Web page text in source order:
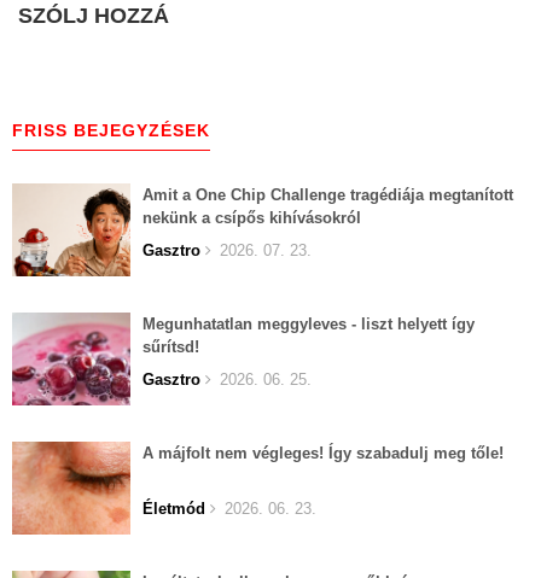
SZÓLJ HOZZÁ
FRISS BEJEGYZÉSEK
Amit a One Chip Challenge tragédiája megtanított
nekünk a csípős kihívásokról
Gasztro
2026. 07. 23.
Megunhatatlan meggyleves - liszt helyett így
sűrítsd!
Gasztro
2026. 06. 25.
A májfolt nem végleges! Így szabadulj meg tőle!
Életmód 2026. 06. 23.